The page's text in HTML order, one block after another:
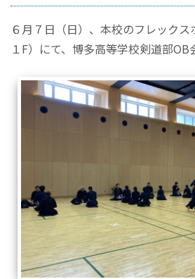
６月７日（日）、本校のフレック
１F）にて、博多高等学校剣道部